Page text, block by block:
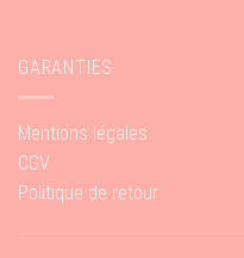
GARANTIES
Mentions légales
CGV
Politique de retour